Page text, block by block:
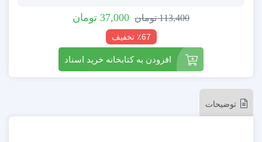
113,400 تومان 37,000 تومان
٪67 تخفیف
افزودن به کتابخانه خرید اسناد
توضیحات